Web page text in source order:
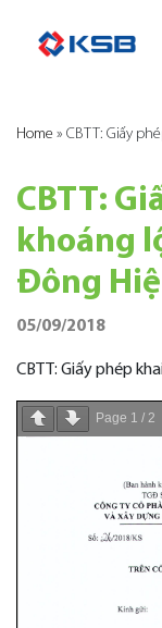
Home » CBTT: Giấy
CBTT:
khoáng
Đông
05/09/2018
CBTT: Giấy phép
Page 1 / 2